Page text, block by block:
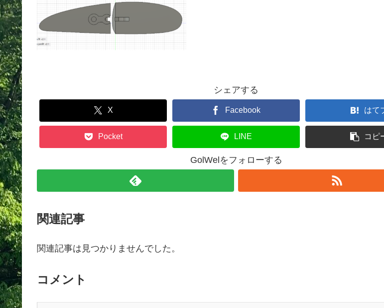
シェアする
X Facebook はて
Pocket LINE コピ
GolWelをフォローする
関連記事
関連記事は見つかりませんでした。
コメント